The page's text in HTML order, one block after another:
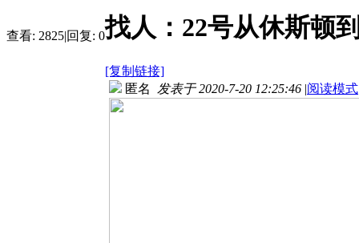
查看: 2825|回复: 0找人：22号从休斯顿
[复制链接]
匿名 发表于 2020-7-20 12:25:46 |阅读模式